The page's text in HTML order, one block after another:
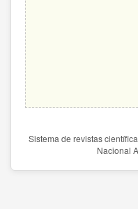
Sistema de revistas
Nacional